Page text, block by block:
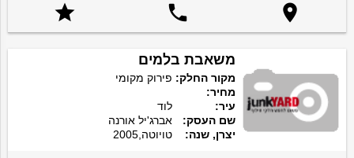



משאבת בלמים
מקור החלק: פירוק מקומי
מחיר:
עיר:
לוד
שם העסק:
אברג'יל אורנה
יצרן, שנה:
טויוטה,2005